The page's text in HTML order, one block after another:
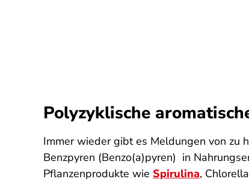
Polyzyklische
Immer wieder gibt es Meldungen von zu
Benzpyren (Benzo(a)pyren) in
Pflanzenprodukte wie Spirulina,